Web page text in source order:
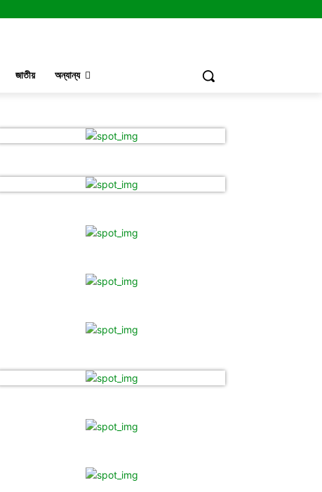
জাতীয় অন্যান্য